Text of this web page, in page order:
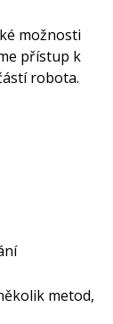
možnosti
přístup k
robota.
metod,